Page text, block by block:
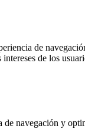
de
de los
de navegación y